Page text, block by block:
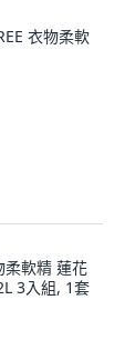
衣物柔軟
柔軟精 蓮花
3入組, 1套